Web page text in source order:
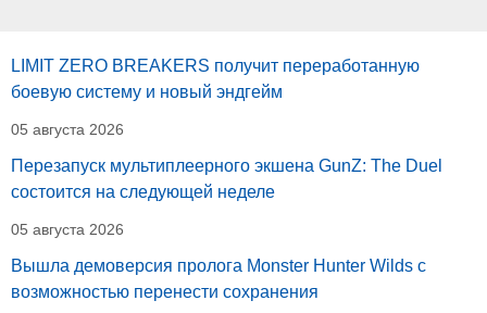
LIMIT ZERO BREAKERS получит переработанную
боевую систему и новый эндгейм
05 августа 2026
Перезапуск мультиплеерного экшена GunZ: The Duel
состоится на следующей неделе
05 августа 2026
Вышла демоверсия пролога Monster Hunter Wilds с
возможностью перенести сохранения